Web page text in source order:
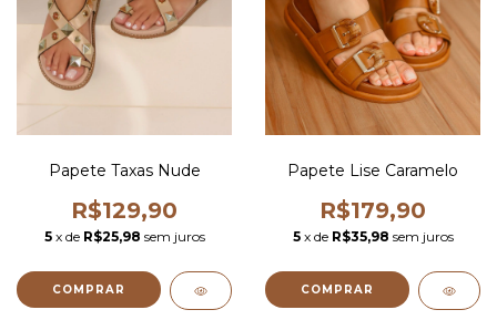
Papete Taxas Nude
R$129,90
5 x de R$25,98 sem juros
COMPRAR
Papete Lise Caramelo
R$179,90
5 x de R$35,98 sem juros
COMPRAR